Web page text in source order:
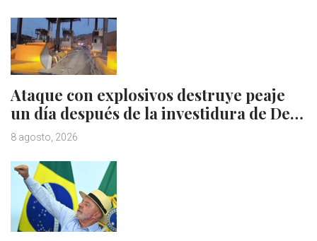
Ataque con explosivos destruye peaje
un día después de la investidura de De…
8 agosto, 2026